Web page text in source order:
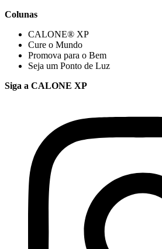
Colunas
CALONE® XP
Cure o Mundo
Promova para o Bem
Seja um Ponto de Luz
Siga a CALONE XP